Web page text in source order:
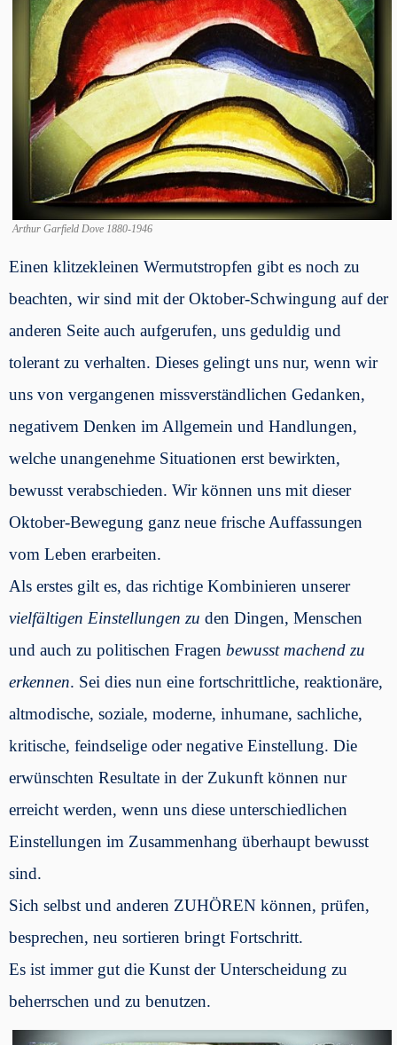
Arthur Garfield Dove 1880-1946
Einen klitzekleinen Wermutstropfen gibt es noch zu
beachten, wir sind mit der Oktober-Schwingung auf der
anderen Seite auch aufgerufen, uns geduldig und
tolerant zu verhalten. Dieses gelingt uns nur, wenn wir
uns von vergangenen missverständlichen Gedanken,
negativem Denken im Allgemein und Handlungen,
welche unangenehme Situationen erst bewirkten,
bewusst verabschieden. Wir können uns mit dieser
Oktober-Bewegung ganz neue frische Auffassungen
vom Leben erarbeiten.
Als erstes gilt es, das richtige Kombinieren unserer
vielfältigen Einstellungen zu den Dingen, Menschen
und auch zu politischen Fragen bewusst machend zu
erkennen. Sei dies nun eine fortschrittliche, reaktionäre,
altmodische, soziale, moderne, inhumane, sachliche,
kritische, feindselige oder negative Einstellung. Die
erwünschten Resultate in der Zukunft können nur
erreicht werden, wenn uns diese unterschiedlichen
Einstellungen im Zusammenhang überhaupt bewusst
sind.
Sich selbst und anderen ZUHÖREN können, prüfen,
besprechen, neu sortieren bringt Fortschritt.
Es ist immer gut die Kunst der Unterscheidung zu
beherrschen und zu benutzen.